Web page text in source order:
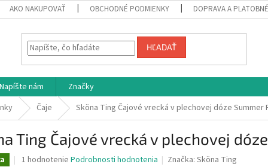
AKO NAKUPOVAŤ OBCHODNÉ PODMIENKY DOPRAVA A PLATOBNÉ
HĽADAŤ
Napíšte nám
Značky
Čaje Sköna Ting Čajové vrecká v plechovej dóze Summer
Ting Čajové vrecká v plechovej
Priemerné
1 hodnotenie Podrobnosti hodnotenia Značka:Sköna Ting